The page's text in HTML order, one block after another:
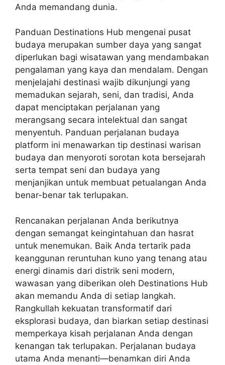
Anda memandang dunia.
Panduan Destinations Hub mengenai pusat
budaya merupakan sumber daya yang sangat
diperlukan bagi wisatawan yang mendambakan
pengalaman yang kaya dan mendalam. Dengan
menjelajahi destinasi wajib dikunjungi yang
memadukan sejarah, seni, dan tradisi, Anda
dapat menciptakan perjalanan yang
merangsang secara intelektual dan sangat
menyentuh. Panduan perjalanan budaya
platform ini menawarkan tip destinasi warisan
budaya dan menyoroti sorotan kota bersejarah
serta tempat seni dan budaya yang
menjanjikan untuk membuat petualangan Anda
benar-benar tak terlupakan.
Rencanakan perjalanan Anda berikutnya
dengan semangat keingintahuan dan hasrat
untuk menemukan. Baik Anda tertarik pada
keanggunan reruntuhan kuno yang tenang atau
energi dinamis dari distrik seni modern,
wawasan yang diberikan oleh Destinations Hub
akan memandu Anda di setiap langkah.
Rangkullah kekuatan transformatif dari
eksplorasi budaya, dan biarkan setiap destinasi
memperkaya kisah perjalanan Anda dengan
kenangan tak terlupakan. Perjalanan budaya
utama Anda menanti—benamkan diri Anda